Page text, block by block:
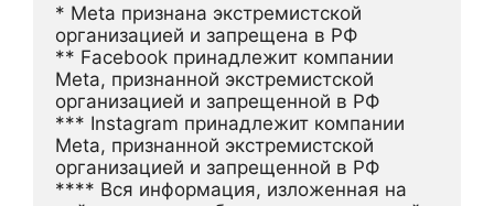
* Meta признана экстремистской
организацией и запрещена в РФ
** Facebook принадлежит компании
Meta, признанной экстремистской
организацией и запрещенной в РФ
*** Instagram принадлежит компании
Meta, признанной экстремистской
организацией и запрещенной в РФ
**** Вся информация, изложенная на